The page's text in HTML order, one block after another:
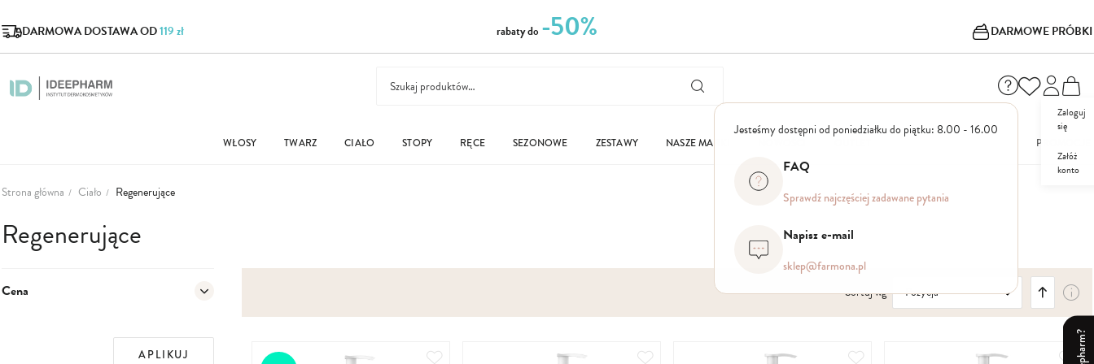
DARMOWA DOSTAWA OD119 zł rabaty do -50% DARMOWE PRÓBKI
Jesteśmy dostępni od poniedziałku do piątku: 8.00 - 16.00
FAQ
Sprawdź najczęściej zadawane pytania
Napisz e-mail
sklep@farmona.pl
Zaloguj
się
Załóż
konto
WŁOSY TWARZ CIAŁO STOPY RĘCE SEZONOWE ZESTAWY NASZE MARKI PROMOCJE
Strona główna Ciało Regenerujące
Regenerujące
Sortuj wg
kierunek
malejący
Cena
APLIKUJ